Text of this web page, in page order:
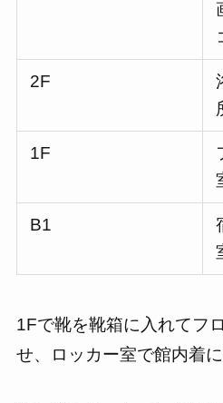
2F
1F
B1
1Fで靴を靴箱に入れてフ
せ、ロッカー室で館内着に